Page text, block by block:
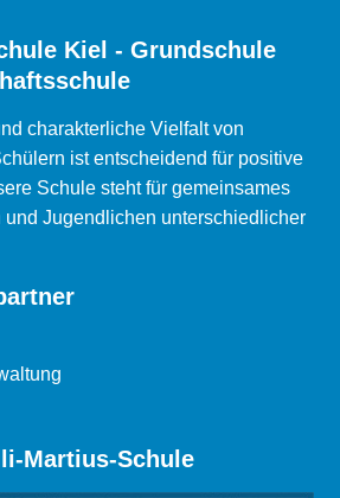
Kiel - Grundschule
charakterliche Vielfalt von
ist entscheidend für positive
Schule steht für gemeinsames
und Jugendlichen unterschiedlicher
Martius-Schule